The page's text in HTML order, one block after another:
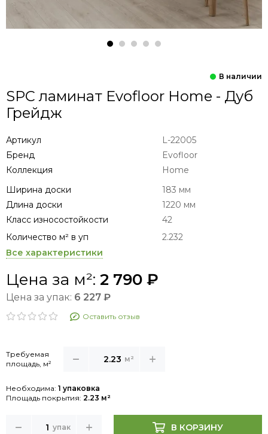
SPC ламинат Evofloor Home - Дуб
Грейдж
Артикул
L-22005
Бренд
Evofloor
Коллекция
Home
Ширина доски
183 мм
Длина доски
1220 мм
Класс износостойкости
42
Количество м² в уп
2.232
Все характеристики
Цена за м²: 2 790 ₽
Цена за упак: 6 227 ₽
Оставить отзыв
Требуемая
площадь, м²
м²
Необходима: 1 упаковка
Площадь покрытия: 2.23 м²
упак В КОРЗИНУ